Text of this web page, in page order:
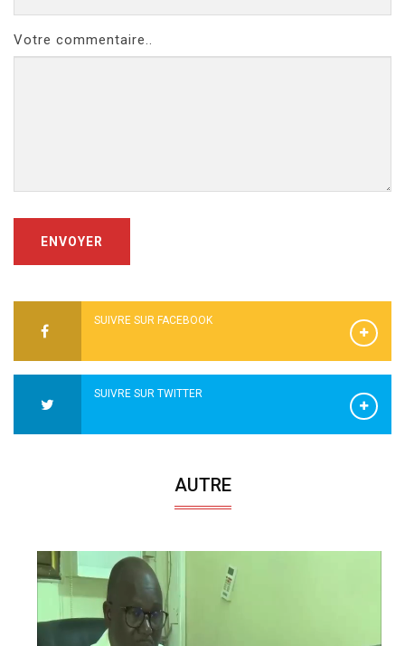
Votre commentaire..
ENVOYER
SUIVRE SUR FACEBOOK
SUIVRE SUR TWITTER
AUTRE